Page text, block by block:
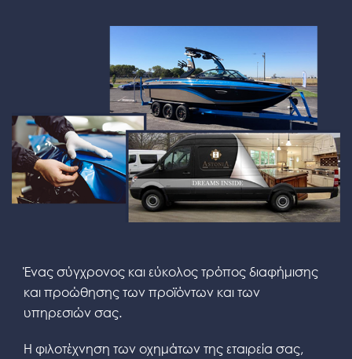
Ένας σύγχρονος και εύκολος τρόπος διαφήμισης
και προώθησης των προϊόντων και των
υπηρεσιών σας.
Η φιλοτέχνηση των οχημάτων της εταιρεία σας,